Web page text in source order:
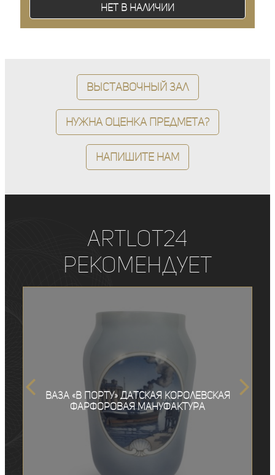
Нет в наличии
Выставочный зал
Нужна оценка предмета?
Напишите нам
ArtLot24
рекомендует
Ваза «В порту» Датская Королевская
фарфоровая мануфактура